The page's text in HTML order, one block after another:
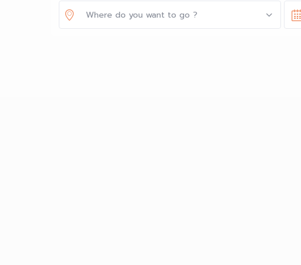
Where do you want to go ?